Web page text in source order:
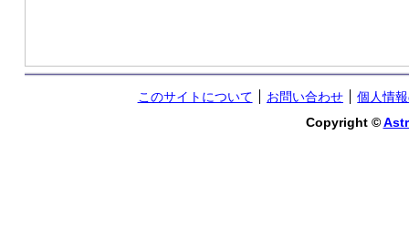
このサイトについて お問い合わせ
個人情
Copyright ©